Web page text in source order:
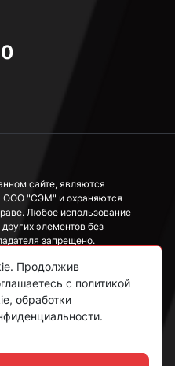
сайте, являются
ООО "СЭМ" и охраняются
Любое использование
элементов без
запрещено.
носит исключительно
рассматриваться как
ст. 437 ГК РФ.
Продолжив
с политикой
обработки